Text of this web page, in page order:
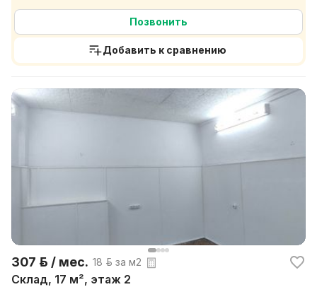
Позвонить
Добавить к сравнению
307 р. / мес. 18 р. за м2
Склад, 17 м², этаж 2